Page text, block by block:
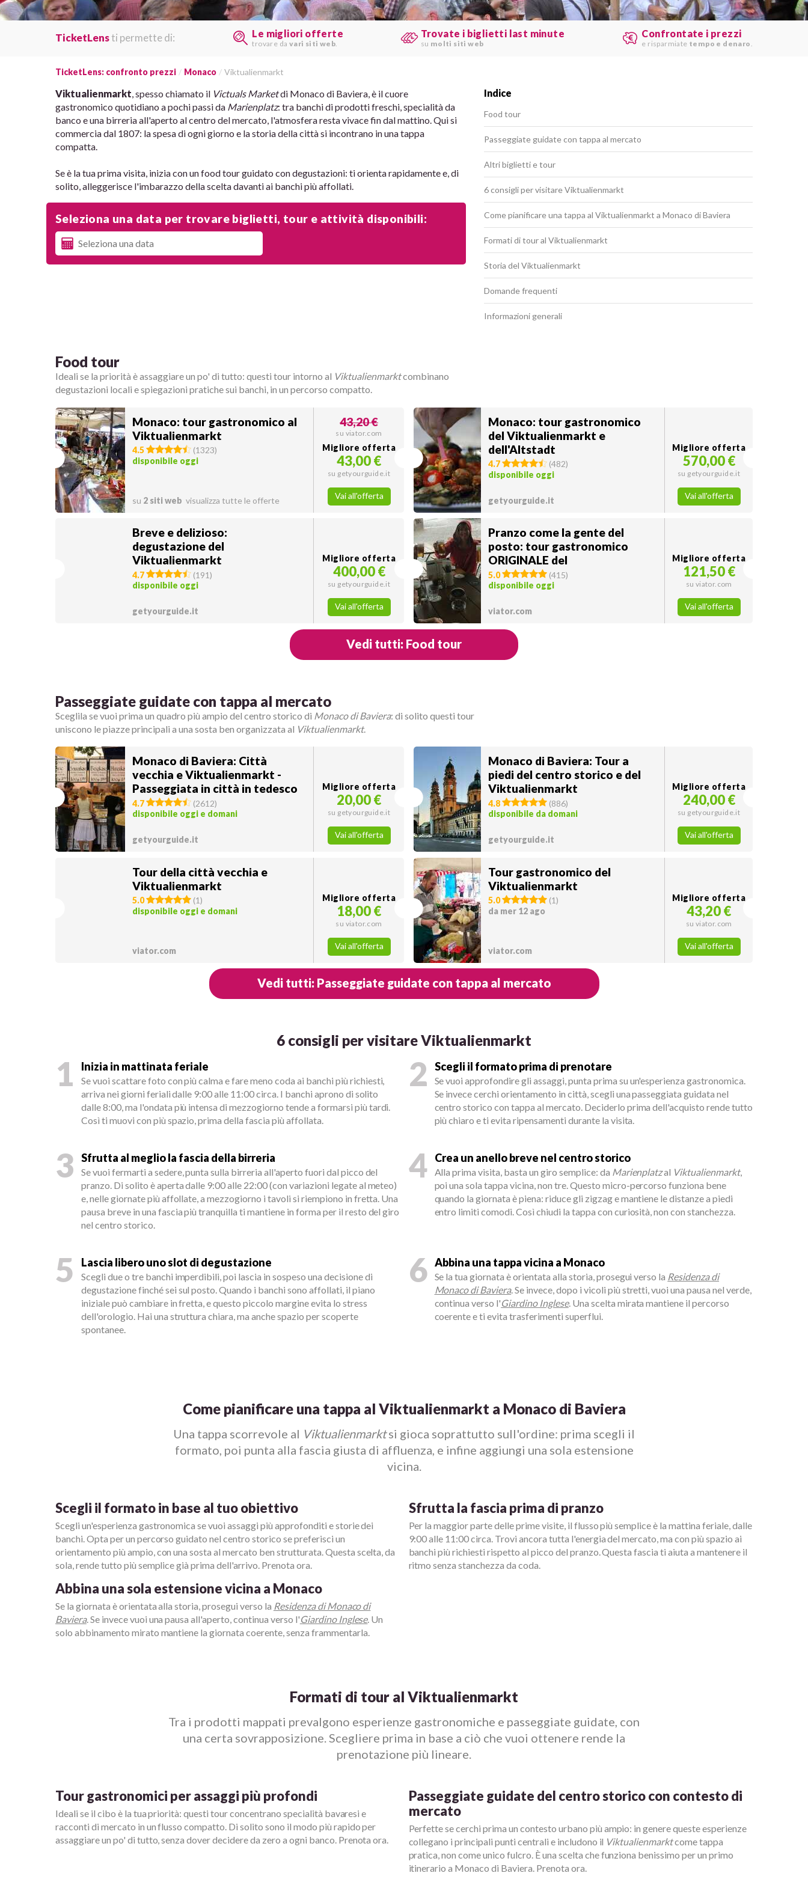
TicketLensti permette di: Le migliori offerte
trovare da vari siti web
Trovate i biglietti last minute
su molti siti web
Confrontate i prezzi
e risparmiate tempo e denaro
TicketLens: confronto prezzi Monaco Viktualienmarkt
Viktualienmarkt , spesso chiamato il Victuals Marketdi Monaco di Baviera, è il cuore
gastronomico quotidiano a pochi passi da Marienplatz: tra banchi di prodotti freschi, specialità da
banco e una birreria all'aperto al centro del mercato, l'atmosfera resta vivace fin dal mattino. Qui si
commercia dal 1807: la spesa di ogni giorno e la storia della città si incontrano in una tappa
compatta.
Se è la tua prima visita, inizia con un food tour guidato con degustazioni: ti orienta rapidamente e, di
solito, alleggerisce l'imbarazzo della scelta davanti ai banchi più affollati.
Seleziona una data per trovare biglietti, tour e attività disponibili:
Indice
Food tour
Passeggiate guidate con tappa al mercato
Altri biglietti e tour
6 consigli per visitare Viktualienmarkt
Come pianificare una tappa al Viktualienmarkt a Monaco di Baviera
Formati di tour al Viktualienmarkt
Storia del Viktualienmarkt
Domande frequenti
Informazioni generali
Food tour
Ideali se la priorità è assaggiare un po' di tutto: questi tour intorno al Viktualienmarktcombinano
degustazioni locali e spiegazioni pratiche sui banchi, in un percorso compatto.
Monaco: tour gastronomico al
Viktualienmarkt
4.5 (1323)
disponibile oggi
su 2 siti web visualizza tutte le offerte
43,20 €
su viator.com
Migliore offerta
43,00 €
su getyourguide.it
Vai all'offerta
Monaco: tour gastronomico
del Viktualienmarkt e
dell'Altstadt
4.7 (482)
disponibile oggi
getyourguide.it
Migliore offerta
570,00 €
su getyourguide.it
Vai all'offerta
Breve e delizioso:
degustazione del
Viktualienmarkt
4.7 (191)
disponibile oggi
getyourguide.it
Migliore offerta
400,00 €
su getyourguide.it
Vai all'offerta
Pranzo come la gente del
posto: tour gastronomico
ORIGINALE del
Viktualienmarkt di Monaco
5.0 (415)
disponibile oggi
viator.com
Migliore offerta
121,50 €
su viator.com
Vai all'offerta
Vedi tutti: Food tour
Passeggiate guidate con tappa al mercato
Sceglila se vuoi prima un quadro più ampio del centro storico di Monaco di Baviera: di solito questi tour
uniscono le piazze principali a una sosta ben organizzata al Viktualienmarkt.
Monaco di Baviera: Città
vecchia e Viktualienmarkt -
Passeggiata in città in tedesco
4.7 (2612)
disponibile oggi e domani
getyourguide.it
Migliore offerta
20,00 €
su getyourguide.it
Vai all'offerta
Monaco di Baviera: Tour a
piedi del centro storico e del
Viktualienmarkt
4.8 (886)
disponibile da domani
getyourguide.it
Migliore offerta
240,00 €
su getyourguide.it
Vai all'offerta
Tour della città vecchia e
Viktualienmarkt
5.0 (1)
disponibile oggi e domani
viator.com
Migliore offerta
18,00 €
su viator.com
Vai all'offerta
Tour gastronomico del
Viktualienmarkt
5.0 (1)
da mer 12 ago
viator.com
Migliore offerta
43,20 €
su viator.com
Vai all'offerta
Vedi tutti: Passeggiate guidate con tappa al mercato
6 consigli per visitare Viktualienmarkt
1 Inizia in mattinata feriale
Se vuoi scattare foto con più calma e fare meno coda ai banchi più richiesti,
arriva nei giorni feriali dalle 9:00 alle 11:00 circa. I banchi aprono di solito
dalle 8:00, ma l'ondata più intensa di mezzogiorno tende a formarsi più tardi.
Così ti muovi con più spazio, prima della fascia più affollata.
2 Scegli il formato prima di prenotare
Se vuoi approfondire gli assaggi, punta prima su un'esperienza gastronomica.
Se invece cerchi orientamento in città, scegli una passeggiata guidata nel
centro storico con tappa al mercato. Deciderlo prima dell'acquisto rende tutto
più chiaro e ti evita ripensamenti durante la visita.
3 Sfrutta al meglio la fascia della birreria
Se vuoi fermarti a sedere, punta sulla birreria all'aperto fuori dal picco del
pranzo. Di solito è aperta dalle 9:00 alle 22:00 (con variazioni legate al meteo)
e, nelle giornate più affollate, a mezzogiorno i tavoli si riempiono in fretta. Una
pausa breve in una fascia più tranquilla ti mantiene in forma per il resto del giro
nel centro storico.
4 Crea un anello breve nel centro storico
Alla prima visita, basta un giro semplice: da Marienplatzal Viktualienmarkt,
poi una sola tappa vicina, non tre. Questo micro-percorso funziona bene
quando la giornata è piena: riduce gli zigzag e mantiene le distanze a piedi
entro limiti comodi. Così chiudi la tappa con curiosità, non con stanchezza.
5 Lascia libero uno slot di degustazione
Scegli due o tre banchi imperdibili, poi lascia in sospeso una decisione di
degustazione finché sei sul posto. Quando i banchi sono affollati, il piano
iniziale può cambiare in fretta, e questo piccolo margine evita lo stress
dell'orologio. Hai una struttura chiara, ma anche spazio per scoperte
spontanee.
6 Abbina una tappa vicina a Monaco
Se la tua giornata è orientata alla storia, prosegui verso la Residenza di
Monaco di Baviera. Se invece, dopo i vicoli più stretti, vuoi una pausa nel verde,
continua verso l'Giardino Inglese. Una scelta mirata mantiene il percorso
coerente e ti evita trasferimenti superflui.
Come pianificare una tappa al Viktualienmarkt a Monaco di Baviera
Una tappa scorrevole al Viktualienmarktsi gioca soprattutto sull'ordine: prima scegli il
formato, poi punta alla fascia giusta di affluenza, e infine aggiungi una sola estensione
vicina.
Scegli il formato in base al tuo obiettivo
Scegli un'esperienza gastronomica se vuoi assaggi più approfonditi e storie dei
banchi. Opta per un percorso guidato nel centro storico se preferisci un
orientamento più ampio, con una sosta al mercato ben strutturata. Questa scelta, da
sola, rende tutto più semplice già prima dell'arrivo. Prenota ora.
Sfrutta la fascia prima di pranzo
Per la maggior parte delle prime visite, il flusso più semplice è la mattina feriale, dalle
9:00 alle 11:00 circa. Trovi ancora tutta l'energia del mercato, ma con più spazio ai
banchi più richiesti rispetto al picco del pranzo. Questa fascia ti aiuta a mantenere il
ritmo senza stanchezza da coda.
Abbina una sola estensione vicina a Monaco
Se la giornata è orientata alla storia, prosegui verso la Residenza di Monaco di
Baviera. Se invece vuoi una pausa all'aperto, continua verso l'Giardino Inglese. Un
solo abbinamento mirato mantiene la giornata coerente, senza frammentarla.
Formati di tour al Viktualienmarkt
Tra i prodotti mappati prevalgono esperienze gastronomiche e passeggiate guidate, con
una certa sovrapposizione. Scegliere prima in base a ciò che vuoi ottenere rende la
prenotazione più lineare.
Tour gastronomici per assaggi più profondi
Ideali se il cibo è la tua priorità: questi tour concentrano specialità bavaresi e
racconti di mercato in un flusso compatto. Di solito sono il modo più rapido per
assaggiare un po' di tutto, senza dover decidere da zero a ogni banco. Prenota ora.
Passeggiate guidate del centro storico con contesto di
mercato
Perfette se cerchi prima un contesto urbano più ampio: in genere queste esperienze
collegano i principali punti centrali e includono il Viktualienmarktcome tappa
pratica, non come unico fulcro. È una scelta che funziona benissimo per un primo
itinerario a Monaco di Baviera. Prenota ora.